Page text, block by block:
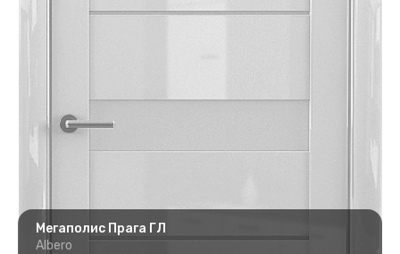
Мегаполис Прага ГЛ
Albero